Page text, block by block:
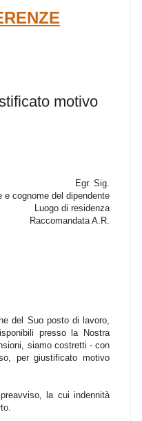
motivo
Egr. Sig.
e cognome del dipendente
Luogo di residenza
Raccomandata A.R.
del Suo posto di lavoro,
presso la Nostra
siamo costretti - con
per giustificato motivo
la cui indennità